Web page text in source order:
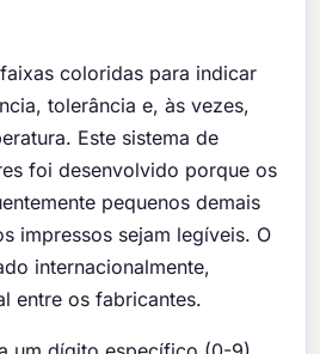
coloridas para indicar
tolerância e, às vezes,
Este sistema de
foi desenvolvido porque os
pequenos demais
impressos sejam legíveis. O
internacionalmente,
entre os fabricantes.